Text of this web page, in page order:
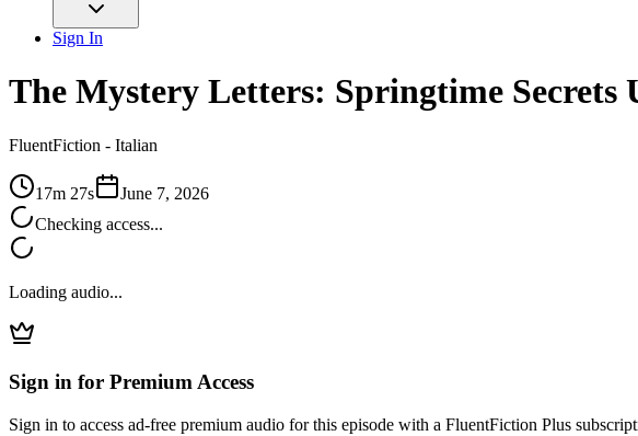
Sign In
The Mystery Letters: Springtime Secrets
FluentFiction - Italian
17m 27s
June 7, 2026
Checking access...
Loading audio...
Sign in for Premium Access
Sign in to access ad-free premium audio for this episode with a FluentFiction Plus